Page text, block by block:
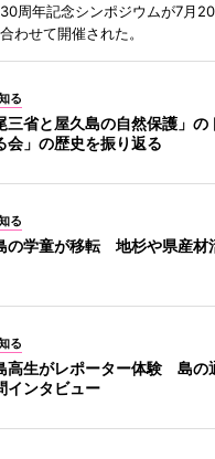
周年記念シンポジウムが7月
わせて開催された。
る
三省と屋久島の自然保護」
会」の歴史を振り返る
る
の学童が移転 地杉や県産材
る
高生がレポーター体験 島の
インタビュー